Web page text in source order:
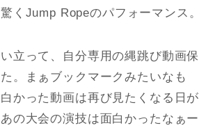
くJump Ropeのパフォーマンス。
立って、自分専用の縄跳び動画保
。まぁブックマークみたいなも
かった動画は再び見たくなる日が
の大会の演技は面白かったなぁー